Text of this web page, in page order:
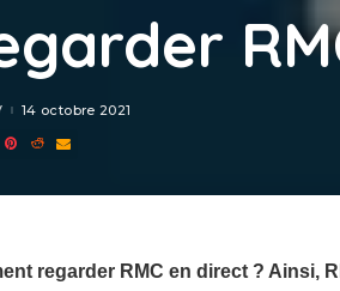
14 octobre 2021
regarder RMC en direct ? Ainsi,